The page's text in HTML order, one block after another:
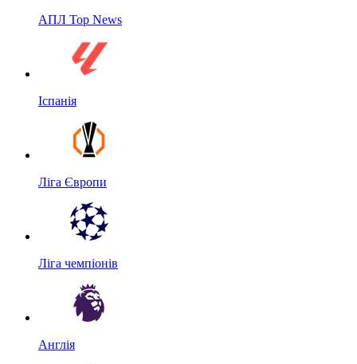
АПЛ Top News
Іспанія
Ліга Європи
Ліга чемпіонів
Англія